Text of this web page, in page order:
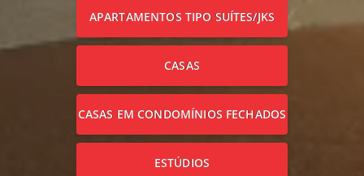
APARTAMENTOS TIPO SUÍTES/JKS
CASAS
CASAS EM CONDOMÍNIOS FECHADOS
ESTÚDIOS